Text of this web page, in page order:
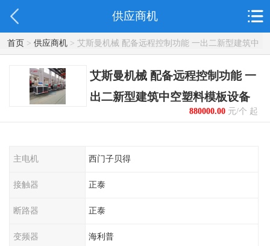
供应商机
首页> 供应商机> 艾斯曼机械 配备远程控制功能 一出二新型建筑中
空塑料模板设备
艾斯曼机械 配备远程控制功能 一
出二新型建筑中空塑料模板设备
880000.00元/个 起
主电机 西门子贝得
接触器 正泰
断路器 正泰
变频器 海利普